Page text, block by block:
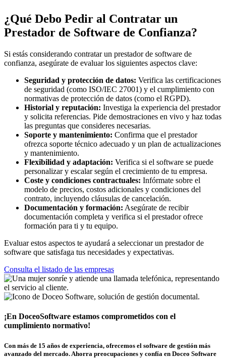
¿Qué Debo Pedir al Contratar un
Prestador de Software de Confianza?
Si estás considerando contratar un prestador de software de
confianza, asegúrate de evaluar los siguientes aspectos clave:
Seguridad y protección de datos: Verifica las certificaciones
de seguridad (como ISO/IEC 27001) y el cumplimiento con
normativas de protección de datos (como el RGPD).
Historial y reputación: Investiga la experiencia del prestador
y solicita referencias. Pide demostraciones en vivo y haz todas
las preguntas que consideres necesarias.
Soporte y mantenimiento: Confirma que el prestador
ofrezca soporte técnico adecuado y un plan de actualizaciones
y mantenimiento.
Flexibilidad y adaptación: Verifica si el software se puede
personalizar y escalar según el crecimiento de tu empresa.
Coste y condiciones contractuales: Infórmate sobre el
modelo de precios, costos adicionales y condiciones del
contrato, incluyendo cláusulas de cancelación.
Documentación y formación: Asegúrate de recibir
documentación completa y verifica si el prestador ofrece
formación para ti y tu equipo.
Evaluar estos aspectos te ayudará a seleccionar un prestador de
software que satisfaga tus necesidades y expectativas.
Consulta el listado de las empresas
¡En DoceoSoftware estamos comprometidos con el
cumplimiento normativo!
Con más de 15 años de experiencia, ofrecemos el software de gestión más
avanzado del mercado. Ahorra preocupaciones y confía en Doceo Software